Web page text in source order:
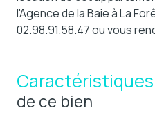
l'Agence de la Baie à La
02.98.91.58.47 ou vous
Caractéristiques
de ce bien